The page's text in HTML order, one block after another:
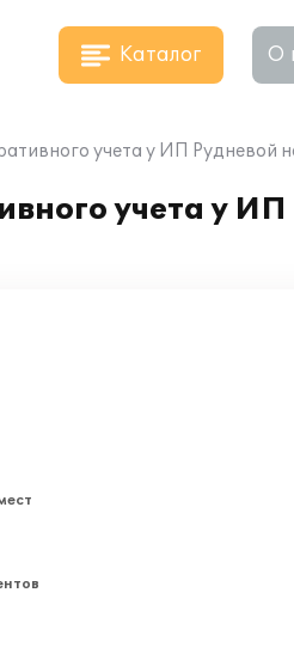
Каталог О
учета у ИП Рудневой
учета у